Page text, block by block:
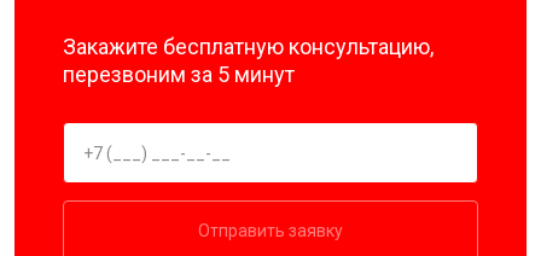
Закажите бесплатную консультацию,
перезвоним за 5 минут
Отправить заявку